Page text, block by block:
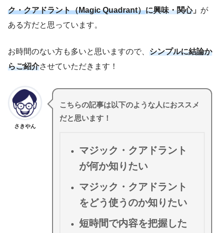
ク・クアドラント（Magic Quadrant）に興味・関心」 が
ある方だと思っています。
お時間のない方も多いと思いますので、 シンプルに結論か
らご紹介させていただきます！
さきやん
こちらの記事は以下のような人におススメ
だと思います！
マジック・クアドラント
が何か知りたい
マジック・クアドラント
をどう使うのか知りたい
短時間で内容を把握した